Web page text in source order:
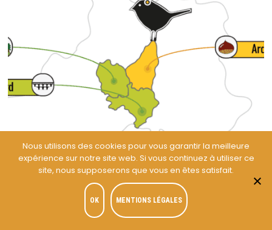
Les bons plans concerts et festivals d’août 2026
Nous utilisons des cookies pour vous garantir la meilleure
expérience sur notre site web. Si vous continuez à utiliser ce
site, nous supposerons que vous en êtes satisfait.
OK MENTIONS LÉGALES